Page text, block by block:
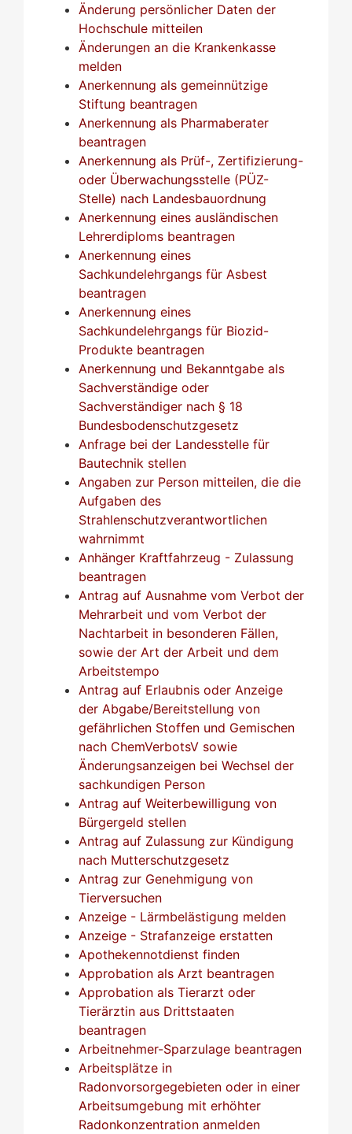
Änderung persönlicher Daten der
Hochschule mitteilen
Änderungen an die Krankenkasse
melden
Anerkennung als gemeinnützige
Stiftung beantragen
Anerkennung als Pharmaberater
beantragen
Anerkennung als Prüf-, Zertifizierung-
oder Überwachungsstelle (PÜZ-
Stelle) nach Landesbauordnung
Anerkennung eines ausländischen
Lehrerdiploms beantragen
Anerkennung eines
Sachkundelehrgangs für Asbest
beantragen
Anerkennung eines
Sachkundelehrgangs für Biozid-
Produkte beantragen
Anerkennung und Bekanntgabe als
Sachverständige oder
Sachverständiger nach § 18
Bundesbodenschutzgesetz
Anfrage bei der Landesstelle für
Bautechnik stellen
Angaben zur Person mitteilen, die die
Aufgaben des
Strahlenschutzverantwortlichen
wahrnimmt
Anhänger Kraftfahrzeug - Zulassung
beantragen
Antrag auf Ausnahme vom Verbot der
Mehrarbeit und vom Verbot der
Nachtarbeit in besonderen Fällen,
sowie der Art der Arbeit und dem
Arbeitstempo
Antrag auf Erlaubnis oder Anzeige
der Abgabe/Bereitstellung von
gefährlichen Stoffen und Gemischen
nach ChemVerbotsV sowie
Änderungsanzeigen bei Wechsel der
sachkundigen Person
Antrag auf Weiterbewilligung von
Bürgergeld stellen
Antrag auf Zulassung zur Kündigung
nach Mutterschutzgesetz
Antrag zur Genehmigung von
Tierversuchen
Anzeige - Lärmbelästigung melden
Anzeige - Strafanzeige erstatten
Apothekennotdienst finden
Approbation als Arzt beantragen
Approbation als Tierarzt oder
Tierärztin aus Drittstaaten
beantragen
Arbeitnehmer-Sparzulage beantragen
Arbeitsplätze in
Radonvorsorgegebieten oder in einer
Arbeitsumgebung mit erhöhter
Radonkonzentration anmelden